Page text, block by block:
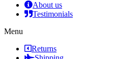
About us
Testimonials
Menu
Returns